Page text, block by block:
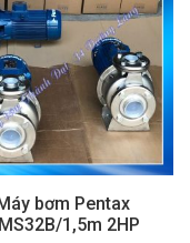
bơm Pentax
1,5m 2HP